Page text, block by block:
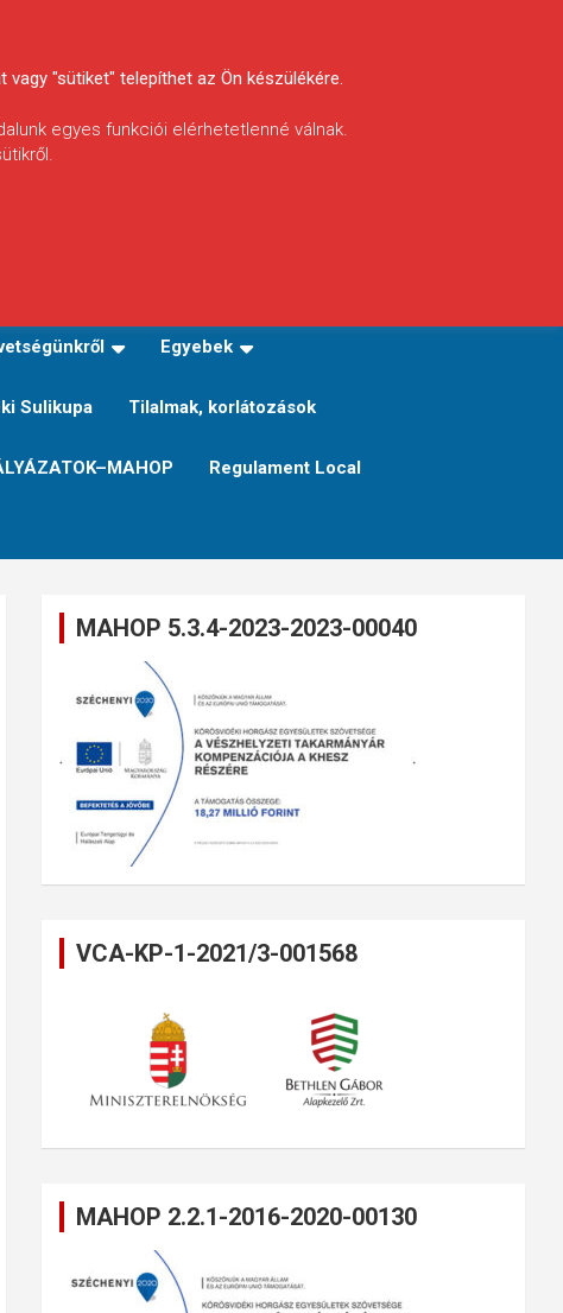
Egyebek
Sulikupa Tilalmak, korlátozások
Regulament Local
MAHOP 5.3.4-2023-2023-00040
VCA-KP-1-2021/3-001568
MAHOP 2.2.1-2016-2020-00130
"sütiket" telepíthet az Ön készülékére.
egyes funkciói elérhetetlenné válnak.